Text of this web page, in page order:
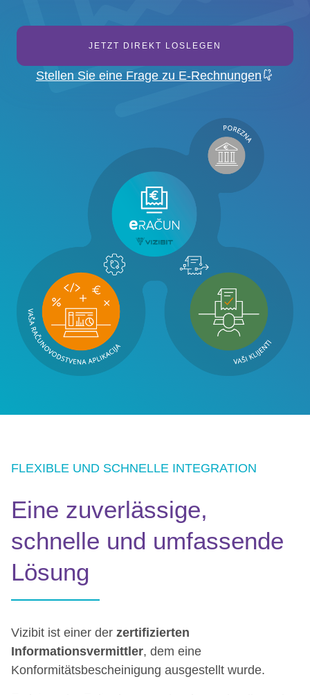
JETZT DIREKT LOSLEGEN
Stellen Sie eine Frage zu E-Rechnungen
FLEXIBLE UND SCHNELLE INTEGRATION
Eine zuverlässige,
schnelle und umfassende
Lösung
Vizibit ist einer der zertifizierten
Informationsvermittler, dem eine
Konformitätsbescheinigung ausgestellt wurde.